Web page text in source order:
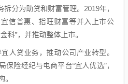
分为助贷和财富管理。2019年，
信普惠、指旺财富等并入上市公
科”，并推动整体上市。
人贷业务，推动公司产业转型。
保险经纪与电商平台“宜人优选”，
。